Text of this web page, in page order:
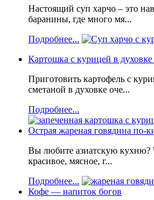
Настоящий суп харчо – это
баранины, где много мя...
Подробнее...
Картошка с курицей в
Приготовить картофель с
сметаной в духовке оче...
Подробнее...
Острая жареная говядина по-
Вы любите азиатскую кухню?
красивое, мясное, г...
Подробнее...
Кофе — напиток богов